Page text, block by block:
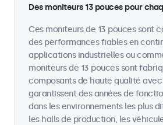
Des moniteurs 13 pouces pour
Ces moniteurs de 13 pouces sont
des performances fiables en
applications industrielles ou
moniteurs de 13 pouces sont
composants de haute qualité avec
garantissent des années de
dans les environnements les plus
les halls de production, les